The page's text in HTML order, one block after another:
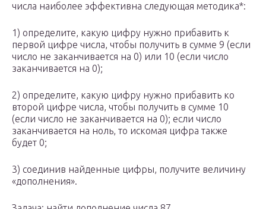
числа наиболее эффективна следующая методика*:
1) определите, какую цифру нужно прибавить к
первой цифре числа, чтобы получить в сумме 9 (если
число не заканчивается на 0) или 10 (если число
заканчивается на 0);
2) определите, какую цифру нужно прибавить ко
второй цифре числа, чтобы получить в сумме 10
(если число не заканчивается на 0); если число
заканчивается на ноль, то искомая цифра также
будет 0;
3) соединив найденные цифры, получите величину
«дополнения».